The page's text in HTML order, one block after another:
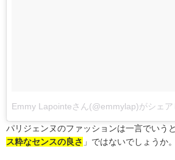
Emmy Lapointeさん(@emmylap)がシェア
パリジェンヌのファッションは一言でいう
ス粋なセンスの良さ 」ではないでしょうか。